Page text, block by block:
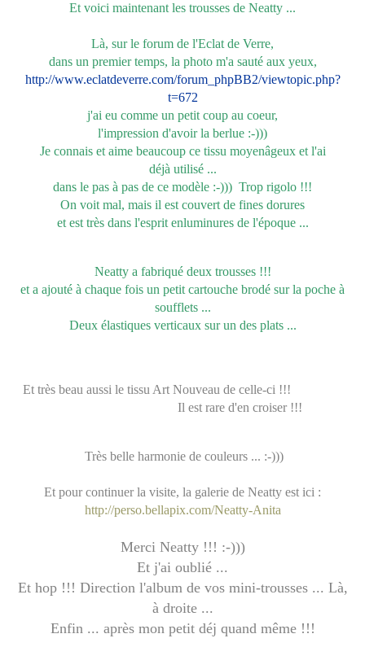
Et voici maintenant les trousses de Neatty ...
Là, sur le forum de l'Eclat de Verre,
dans un premier temps, la photo m'a sauté aux yeux,
http://www.eclatdeverre.com/forum_phpBB2/viewtopic.php?
t=672
j'ai eu comme un petit coup au coeur,
l'impression d'avoir la berlue :-)))
Je connais et aime beaucoup ce tissu moyenâgeux et l'ai
déjà utilisé ...
dans le pas à pas de ce modèle :-))) Trop rigolo !!!
On voit mal, mais il est couvert de fines dorures
et est très dans l'esprit enluminures de l'époque ...
Neatty a fabriqué deux trousses !!!
et a ajouté à chaque fois un petit cartouche brodé sur la poche à
soufflets ...
Deux élastiques verticaux sur un des plats ...
Et très beau aussi le tissu Art Nouveau de celle-ci !!!
Il est rare d'en croiser !!!
Très belle harmonie de couleurs ... :-)))
Et pour continuer la visite, la galerie de Neatty est ici :
http://perso.bellapix.com/Neatty-Anita
Merci Neatty !!! :-)))
Et j'ai oublié ...
Et hop !!! Direction l'album de vos mini-trousses ... Là,
à droite ...
Enfin ... après mon petit déj quand même !!!